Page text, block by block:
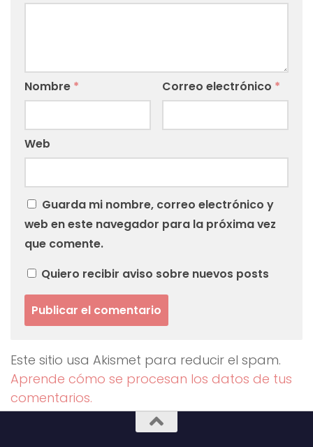
Nombre * Correo electrónico *
Web
Guarda mi nombre, correo electrónico y
web en este navegador para la próxima vez
que comente.
Quiero recibir aviso sobre nuevos posts
Este sitio usa Akismet para reducir el spam.
Aprende cómo se procesan los datos de tus
comentarios.